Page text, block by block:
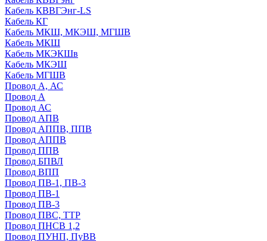
Кабель КВВГЭнг-LS
Кабель КГ
Кабель МКШ, МКЭШ, МГШВ
Кабель МКШ
Кабель МКЭКШв
Кабель МКЭШ
Кабель МГШВ
Провод А, АС
Провод А
Провод АС
Провод АПВ
Провод АППВ, ППВ
Провод АППВ
Провод ППВ
Провод БПВЛ
Провод ВПП
Провод ПВ-1, ПВ-3
Провод ПВ-1
Провод ПВ-3
Провод ПВС, ТТР
Провод ПНСВ 1,2
Провод ПУНП, ПуВВ